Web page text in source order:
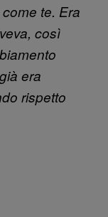
te. Era
così
era
rispetto